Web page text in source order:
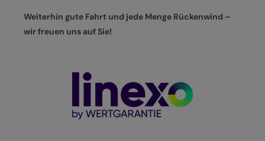
Alle entdecken
Weiterhin gute Fahrt und jede Menge Rückenwind –
wir freuen uns auf Sie!